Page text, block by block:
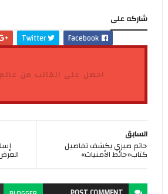
شاركه على
Facebook
Twitter
احصل على القالب من
السابق
حاتم صبري يكشف تفاصيل
كتاب«حائط الأمنيات»